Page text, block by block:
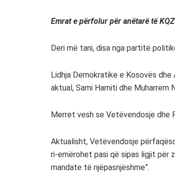
Emrat e përfolur për anëtarë të
Deri më tani, disa nga partitë
Lidhja Demokratike e Kosovës
aktual, Sami Hamiti dhe Muharrem
Merret vesh se Vetëvendosje dhe
Aktualisht, Vetëvendosje
ri-emërohet pasi që sipas ligjit për
mandate të njëpasnjëshme”.